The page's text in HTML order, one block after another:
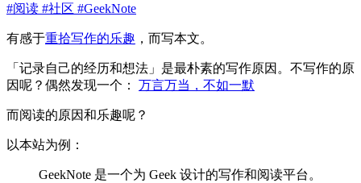
#阅读 #社区 #GeekNote
有感于重拾写作的乐趣 ，而写本文。
「记录自己的经历和想法」是最朴素的写作原因。不写作的原
因呢？偶然发现一个： 万言万当，不如一默
而阅读的原因和乐趣呢？
以本站为例：
GeekNote 是一个为 Geek 设计的写作和阅读平台。